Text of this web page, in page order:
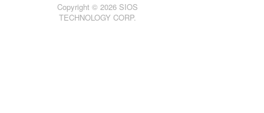
LifeKeeperソフトウェアのインストール
セットアップスクリプトの操作
Copyright © 2026 SIOS
TECHNOLOGY CORP.